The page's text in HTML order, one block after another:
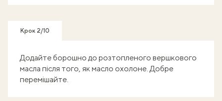
Крок 2/10
Додайте борошно до розтопленого вершкового
масла після того, як масло охолоне. Добре
перемішайте.